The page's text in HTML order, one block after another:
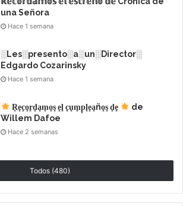
una Señora
Hace 1 semana
░Les░presento░a░un░Director░
Edgardo Cozarinsky
Hace 1 semana
R͙e͙c͙o͙r͙d͙a͙m͙o͙s͙ e͙l͙ c͙u͙m͙p͙l͙e͙a͙ño͙s͙ d͙e͙
de
Willem Dafoe
Hace 2 semanas
Todos (480)